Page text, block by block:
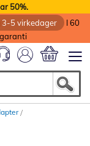
50%.
3-5 virkedager
I 60